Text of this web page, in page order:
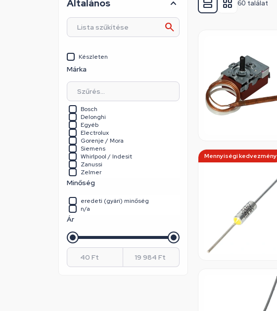
60 találat
Mennyiségi kedvezmény
Általános
Készleten
Márka
Bosch
Delonghi
Egyéb
Electrolux
Gorenje / Mora
Siemens
Whirlpool / Indesit
Zanussi
Zelmer
Minőség
eredeti (gyári) minőség
n/a
Ár